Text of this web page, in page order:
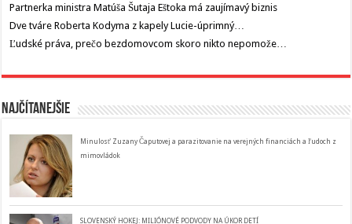
Partnerka ministra Matúša Šutaja Eštoka má zaujímavý biznis
Dve tváre Roberta Kodyma z kapely Lucie-úprimný…
Ľudské práva, prečo bezdomovcom skoro nikto nepomože…
Najčítanejšie
Minulosť Zuzany Čaputovej a parazitovanie na verejných financiách a ľudoch z
mimovládok
SLOVENSKÝ HOKEJ: MILIÓNOVÉ PODVODY NA ÚKOR DETÍ